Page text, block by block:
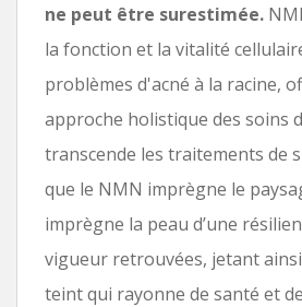
ne peut être surestimée.
la fonction et la vitalité
problèmes d'acné à la racine,
approche holistique des soins
transcende les traitements de
que le NMN imprègne le
imprègne la peau d’une
vigueur retrouvées, jetant ainsi
teint qui rayonne de santé et